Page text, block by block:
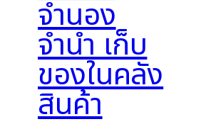
จำนอง
จำนำ เก็บ
ของในคลัง
สินค้า